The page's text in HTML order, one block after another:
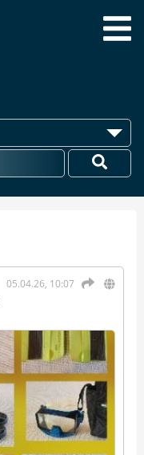
05.04.26, 10:07